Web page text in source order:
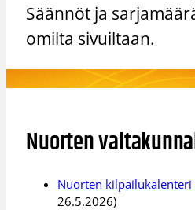
Säännöt ja
omilta sivuiltaan.
Nuorten
Nuorten kilpailukalenteri
26.5.2026)